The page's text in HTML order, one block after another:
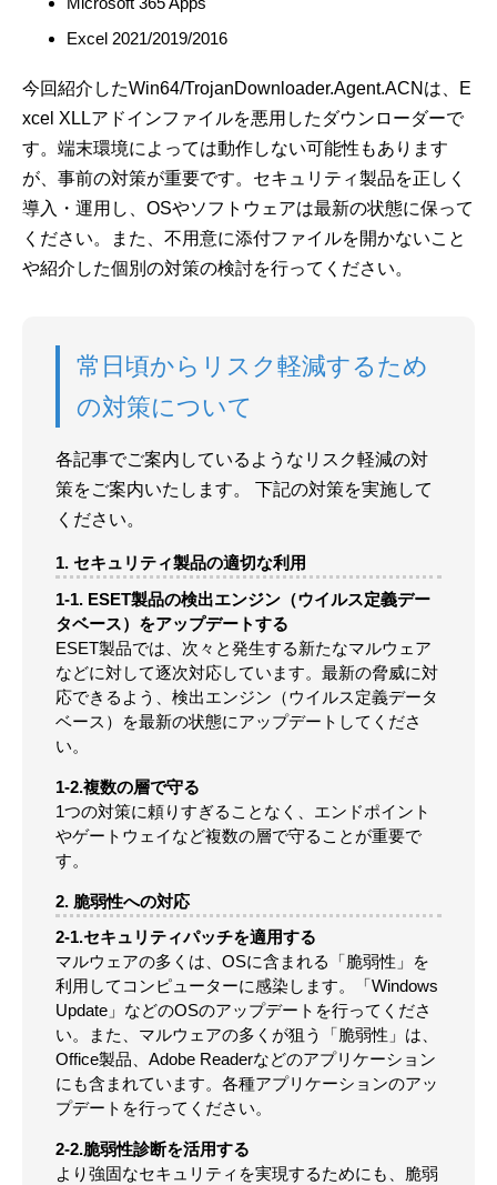
Excel 2021/2019/2016
今回紹介したWin64/TrojanDownloader.Agent.ACNは、E
xcel XLLアドインファイルを悪用したダウンローダーで
す。端末環境によっては動作しない可能性もあります
が、事前の対策が重要です。セキュリティ製品を正しく
導入・運用し、OSやソフトウェアは最新の状態に保って
ください。また、不用意に添付ファイルを開かないこと
や紹介した個別の対策の検討を行ってください。
常日頃からリスク軽減するため
の対策について
各記事でご案内しているようなリスク軽減の対
策をご案内いたします。 下記の対策を実施して
ください。
1. セキュリティ製品の適切な利用
1-1. ESET製品の検出エンジン（ウイルス定義デー
タベース）をアップデートする
ESET製品では、次々と発生する新たなマルウェア
などに対して逐次対応しています。最新の脅威に対
応できるよう、検出エンジン（ウイルス定義データ
ベース）を最新の状態にアップデートしてくださ
い。
1-2.複数の層で守る
1つの対策に頼りすぎることなく、エンドポイント
やゲートウェイなど複数の層で守ることが重要で
す。
2. 脆弱性への対応
2-1.セキュリティパッチを適用する
マルウェアの多くは、OSに含まれる「脆弱性」を
利用してコンピューターに感染します。「Windows
Update」などのOSのアップデートを行ってくださ
い。また、マルウェアの多くが狙う「脆弱性」は、
Office製品、Adobe Readerなどのアプリケーション
にも含まれています。各種アプリケーションのアッ
プデートを行ってください。
2-2.脆弱性診断を活用する
より強固なセキュリティを実現するためにも、脆弱